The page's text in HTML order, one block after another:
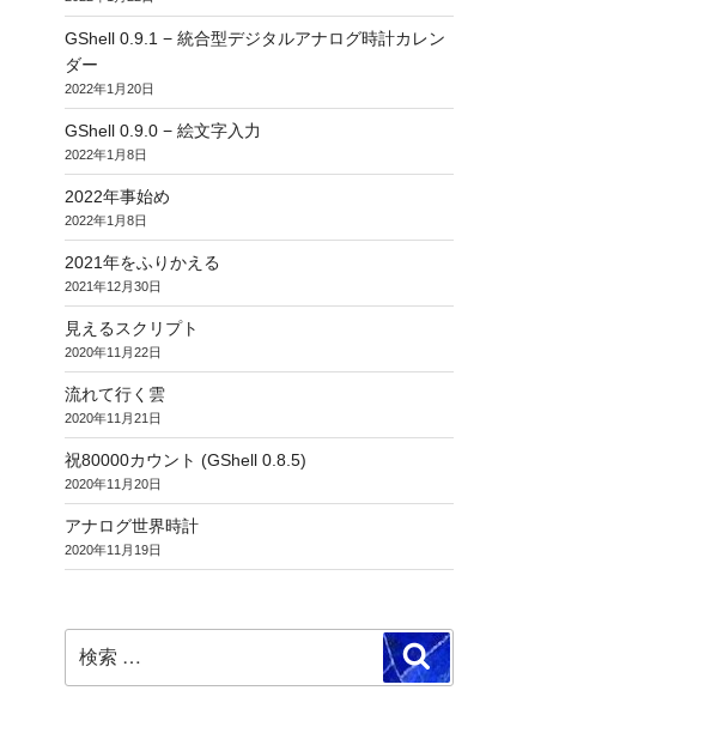
GShell 0.9.1 − 統合型デジタルアナログ時計カレン
ダー
2022年1月20日
GShell 0.9.0 − 絵文字入力
2022年1月8日
2022年事始め
2022年1月8日
2021年をふりかえる
2021年12月30日
見えるスクリプト
2020年11月22日
流れて行く雲
2020年11月21日
祝80000カウント (GShell 0.8.5)
2020年11月20日
アナログ世界時計
2020年11月19日
索:
検
索